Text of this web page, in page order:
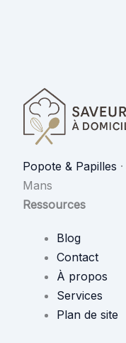
Popote & Papilles ·
Mans
Ressources
Blog
Contact
À propos
Services
Plan de site